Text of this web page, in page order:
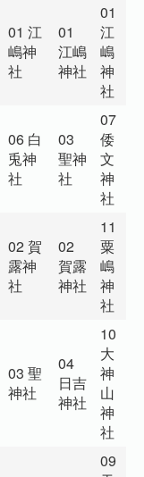
01 江
嶋神
社
01
江嶋
神社
01
江
嶋
神
社
06 白
兎神
社
03
聖神
社
07
倭
文
神
社
02 賀
露神
社
02
賀露
神社
11
粟
嶋
神
社
03 聖
神社
04
日吉
神社
10
大
神
山
神
社
09